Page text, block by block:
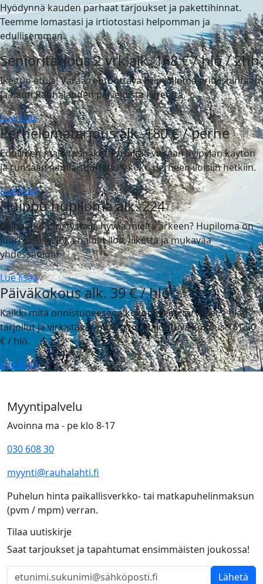
Hyödynnä kauden parhaat tarjoukset ja pakettihinnat.
Teemme lomastasi ja irtiotostasi helpomman ja
edullisemman.
Senioritarjous 2 vrk alk. 168 € / hlö / 2hh
Ikä tuo etuja! Varaa rentouttava kylpyläloma erityishintaan
ja nauti Rauhalahden palveluista kiireettä.
Lue lisää
Perhelomatarjous alk. 180 € / perhe
Edullinen majoituspaketti sisältää vapaan kylpylän käytön
ja runsaan aamiaisbuffetin – koko perheen iloisiin hetkiin.
Lue lisää
Huippu hupiloma alk. 224
Kaipaatko piristystä ja hyvää mieltä arkeen? Hupiloma on
juuri sinulle, joka haluat iloa, liikettä ja mukavaa
yhdessäoloa!
Lue lisää
Päiväkokous alk. 39 € / hlö
Kaikki mitä onnistuneeseen kokoukseen tarvitset – tilat,
tarjoilut ja virkistävä ympäristö. Majoittuva kokous 151,50
€ / hlö.
Lue lisää
Myyntipalvelu
Avoinna ma - pe klo 8-17
030 608 30
myynti@rauhalahti.fi
Puhelun hinta paikallisverkko- tai matkapuhelinmaksun
(pvm / mpm) verran.
Tilaa uutiskirje
Saat tarjoukset ja tapahtumat ensimmäisten joukossa!
Lähetä